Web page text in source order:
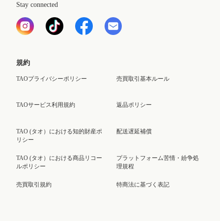
Stay connected
規約
TAOプライバシーポリシー
TAOサービス利用規約
TAO (タオ）における知的財産ポ
リシー
TAO (タオ）における商品リコー
ルポリシー
売買取引規約
売買取引基本ルール
返品ポリシー
配送遅延補償
プラットフォーム苦情・紛争処
理規程
特商法に基づく表記